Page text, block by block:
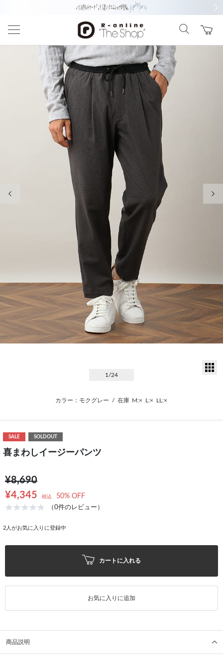
1 /24
カラー：モクグレー / 在庫 M:× L:× LL:×
SALE SOLDOUT
喜まわしイージーパンツ
¥8,690
¥4,345
税込 50% OFF
（0件のレビュー）
2 人がお気に入りに登録中
カートに入れる
お気に入りに追加
商品説明